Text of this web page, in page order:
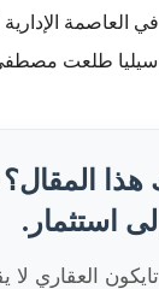
العاصمة
سيليا طلعت
هذا
استثمار.
العقاري لا